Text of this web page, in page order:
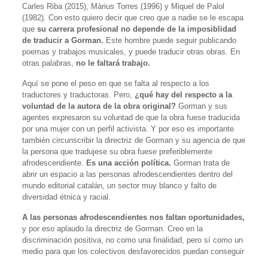
Carles Riba (2015), Màrius Torres (1996) y Miquel de Palol
(1982). Con esto quiero decir que creo que a nadie se le escapa
que su carrera profesional no depende de la imposiblidad
de traducir a Gorman. Este hombre puede seguir publicando
poemas y trabajos musicales, y puede traducir otras obras. En
otras palabras, no le faltará trabajo.
Aquí se pone el peso en que se falta al respecto a los
traductores y traductoras. Pero, ¿qué hay del respecto a la
voluntad de la autora de la obra original? Gorman y sus
agentes expresaron su voluntad de que la obra fuese traducida
por una mujer con un perfil activista. Y por eso es importante
también circunscribir la directriz de Gorman y su agencia de que
la persona que tradujese su obra fuese preferiblemente
afrodescendiente. Es una acción política. Gorman trata de
abrir un espacio a las personas afrodescendientes dentro del
mundo editorial catalán, un sector muy blanco y falto de
diversidad étnica y racial.
A las personas afrodescendientes nos faltan oportunidades,
y por eso aplaudo la directriz de Gorman. Creo en la
discriminación positiva, no como una finalidad, pero sí como un
medio para que los colectivos desfavorecidos puedan conseguir